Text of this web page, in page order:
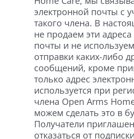
электронной почты с
такого члена. В
не продаем эти
почты и не
отправки каких-либо
сообщений, кроме
только адрес
используется при
члена Open Arms
можем сделать это в
Получатели
отказаться от